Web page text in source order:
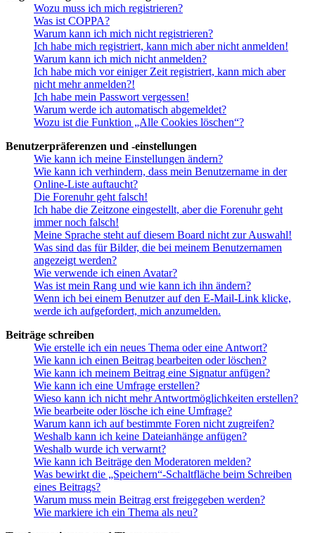
Wozu muss ich mich registrieren?
Was ist COPPA?
Warum kann ich mich nicht registrieren?
Ich habe mich registriert, kann mich aber nicht anmelden!
Warum kann ich mich nicht anmelden?
Ich habe mich vor einiger Zeit registriert, kann mich aber
nicht mehr anmelden?!
Ich habe mein Passwort vergessen!
Warum werde ich automatisch abgemeldet?
Wozu ist die Funktion „Alle Cookies löschen“?
Benutzerpräferenzen und -einstellungen
Wie kann ich meine Einstellungen ändern?
Wie kann ich verhindern, dass mein Benutzername in der
Online-Liste auftaucht?
Die Forenuhr geht falsch!
Ich habe die Zeitzone eingestellt, aber die Forenuhr geht
immer noch falsch!
Meine Sprache steht auf diesem Board nicht zur Auswahl!
Was sind das für Bilder, die bei meinem Benutzernamen
angezeigt werden?
Wie verwende ich einen Avatar?
Was ist mein Rang und wie kann ich ihn ändern?
Wenn ich bei einem Benutzer auf den E-Mail-Link klicke,
werde ich aufgefordert, mich anzumelden.
Beiträge schreiben
Wie erstelle ich ein neues Thema oder eine Antwort?
Wie kann ich einen Beitrag bearbeiten oder löschen?
Wie kann ich meinem Beitrag eine Signatur anfügen?
Wie kann ich eine Umfrage erstellen?
Wieso kann ich nicht mehr Antwortmöglichkeiten erstellen?
Wie bearbeite oder lösche ich eine Umfrage?
Warum kann ich auf bestimmte Foren nicht zugreifen?
Weshalb kann ich keine Dateianhänge anfügen?
Weshalb wurde ich verwarnt?
Wie kann ich Beiträge den Moderatoren melden?
Was bewirkt die „Speichern“-Schaltfläche beim Schreiben
eines Beitrags?
Warum muss mein Beitrag erst freigegeben werden?
Wie markiere ich ein Thema als neu?